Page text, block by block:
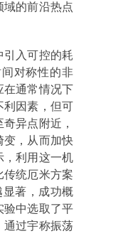
域的前沿热点
引入可控的耗
对称性的非
通常情况下
因素，但可
异点附近，
变，从而加快
，利用这一机
传统厄米方案
显著，成功概
验中选取了平
通过宇称振荡